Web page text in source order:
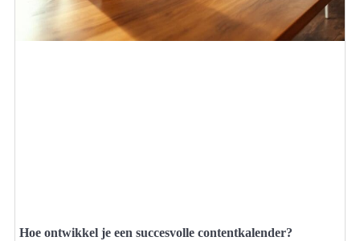
Hoe ontwikkel je een succesvolle contentkalender?